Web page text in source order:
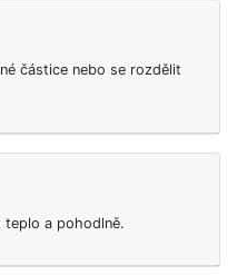
částice nebo se rozdělit
a pohodlně.